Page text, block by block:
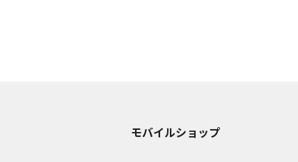
モバイルショップ